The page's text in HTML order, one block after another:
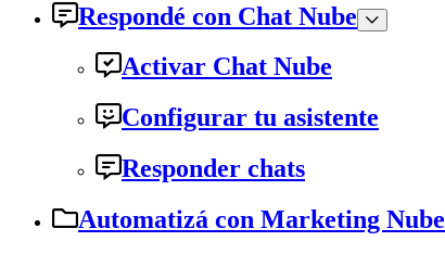
Respondé con Chat Nube
Activar Chat Nube
Configurar tu asistente
Responder chats
Automatizá con Marketing Nube